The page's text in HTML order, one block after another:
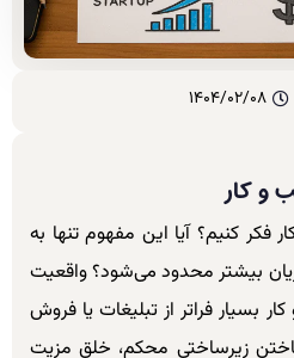
1404/02/08
و کار
فکر کنیم؟ آیا این مفهوم تنها به
بیشتر محدود می‌شود؟ واقعیت
فراتر از تبلیغات یا فروش
زیرساختی محکم، خلق مزیت